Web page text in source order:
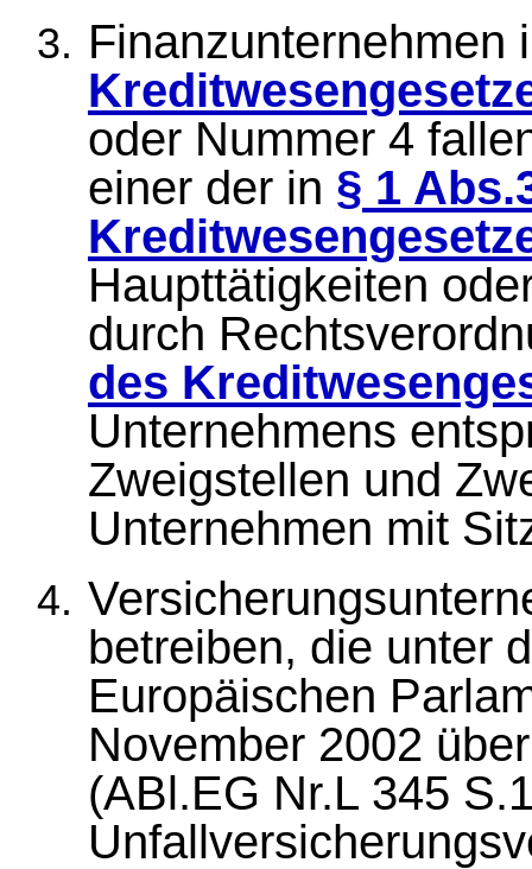
oder Nummer 4
einer der in § 1
Haupttätigkeiten
durch
des
Unternehmens
Zweigstellen und
Unternehmen mit
betreiben, die unter
Europäischen
November 2002
(ABl.EG Nr.L 345